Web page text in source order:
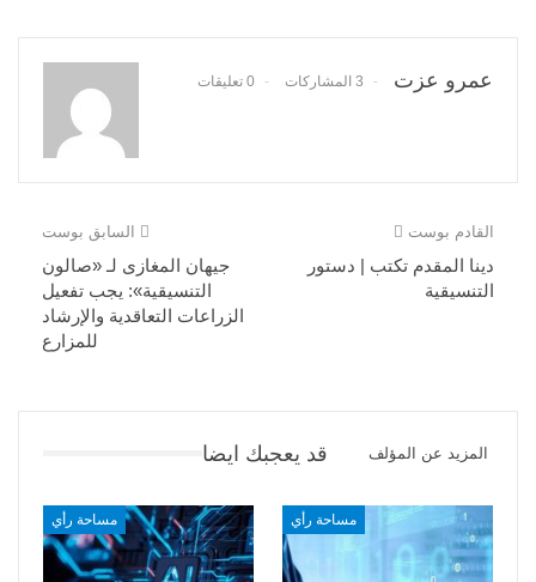
عمرو عزت 3 المشاركات 0 تعليقات
السابق بوست
جيهان المغازى لـ «صالون
التنسيقية»: يجب تفعيل
الزراعات التعاقدية والإرشاد
للمزارع
القادم بوست
دينا المقدم تكتب | دستور
التنسيقية
قد يعجبك ايضا المزيد عن المؤلف
مساحة رأي مساحة رأي